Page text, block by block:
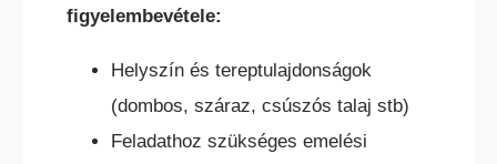
TARGONCA
figyelembevétele:
Helyszín és tereptulajdonságok
(dombos, száraz, csúszós talaj stb)
Feladathoz szükséges emelési